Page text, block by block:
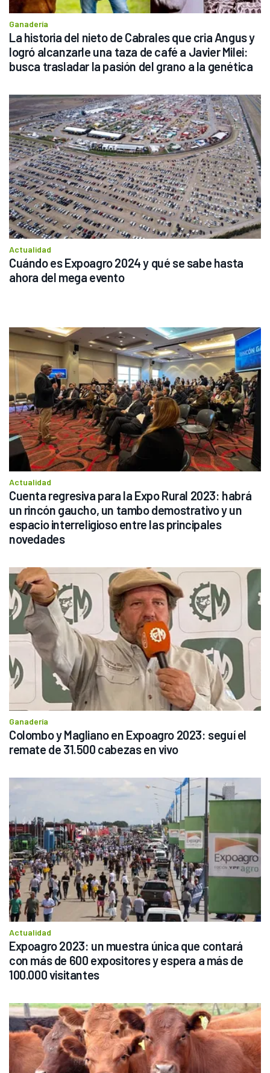
Ganadería
La historia del nieto de Cabrales que cria Angus y
logró alcanzarle una taza de café a Javier Milei:
busca trasladar la pasión del grano a la genética
Actualidad
Cuándo es Expoagro 2024 y qué se sabe hasta
ahora del mega evento
Actualidad
Cuenta regresiva para la Expo Rural 2023: habrá
un rincón gaucho, un tambo demostrativo y un
espacio interreligioso entre las principales
novedades
Ganadería
Colombo y Magliano en Expoagro 2023: seguí el
remate de 31.500 cabezas en vivo
Actualidad
Expoagro 2023: un muestra única que contará
con más de 600 expositores y espera a más de
100.000 visitantes